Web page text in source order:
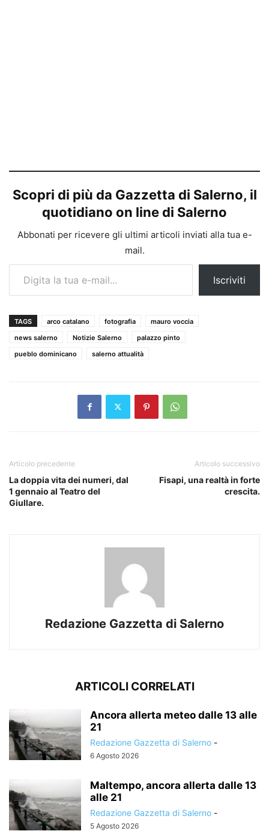
Caricamento
in
corso…
Scopri di più da Gazzetta di Salerno, il
quotidiano on line di Salerno
Abbonati per ricevere gli ultimi articoli inviati alla tua e-
mail.
Digita la tua e-mail...
Iscriviti
TAGS arco catalano fotografia
mauro voccia
news salerno
Notizie Salerno
palazzo pinto
pueblo dominicano
salerno attualità
Articolo precedente
La doppia vita dei numeri, dal
1 gennaio al Teatro del
Giullare.
Articolo successivo
Fisapi, una realtà in forte
crescita.
Redazione Gazzetta di Salerno
ARTICOLI CORRELATI
Ancora allerta meteo dalle 13 alle
21
Redazione Gazzetta di Salerno -
6 Agosto 2026
Maltempo, ancora allerta dalle 13
alle 21
Redazione Gazzetta di Salerno -
5 Agosto 2026